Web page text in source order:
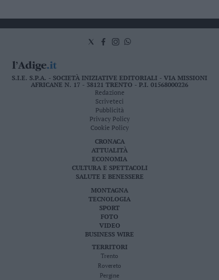
S.I.E. S.P.A. - SOCIETÀ INIZIATIVE EDITORIALI - VIA MISSIONI
AFRICANE N. 17 - 38121 TRENTO - P.I. 01568000226
Redazione
Scriveteci
Pubblicità
Privacy Policy
Cookie Policy
CRONACA
ATTUALITÀ
ECONOMIA
CULTURA E SPETTACOLI
SALUTE E BENESSERE
MONTAGNA
TECNOLOGIA
SPORT
FOTO
VIDEO
BUSINESS WIRE
TERRITORI
Trento
Rovereto
Pergine